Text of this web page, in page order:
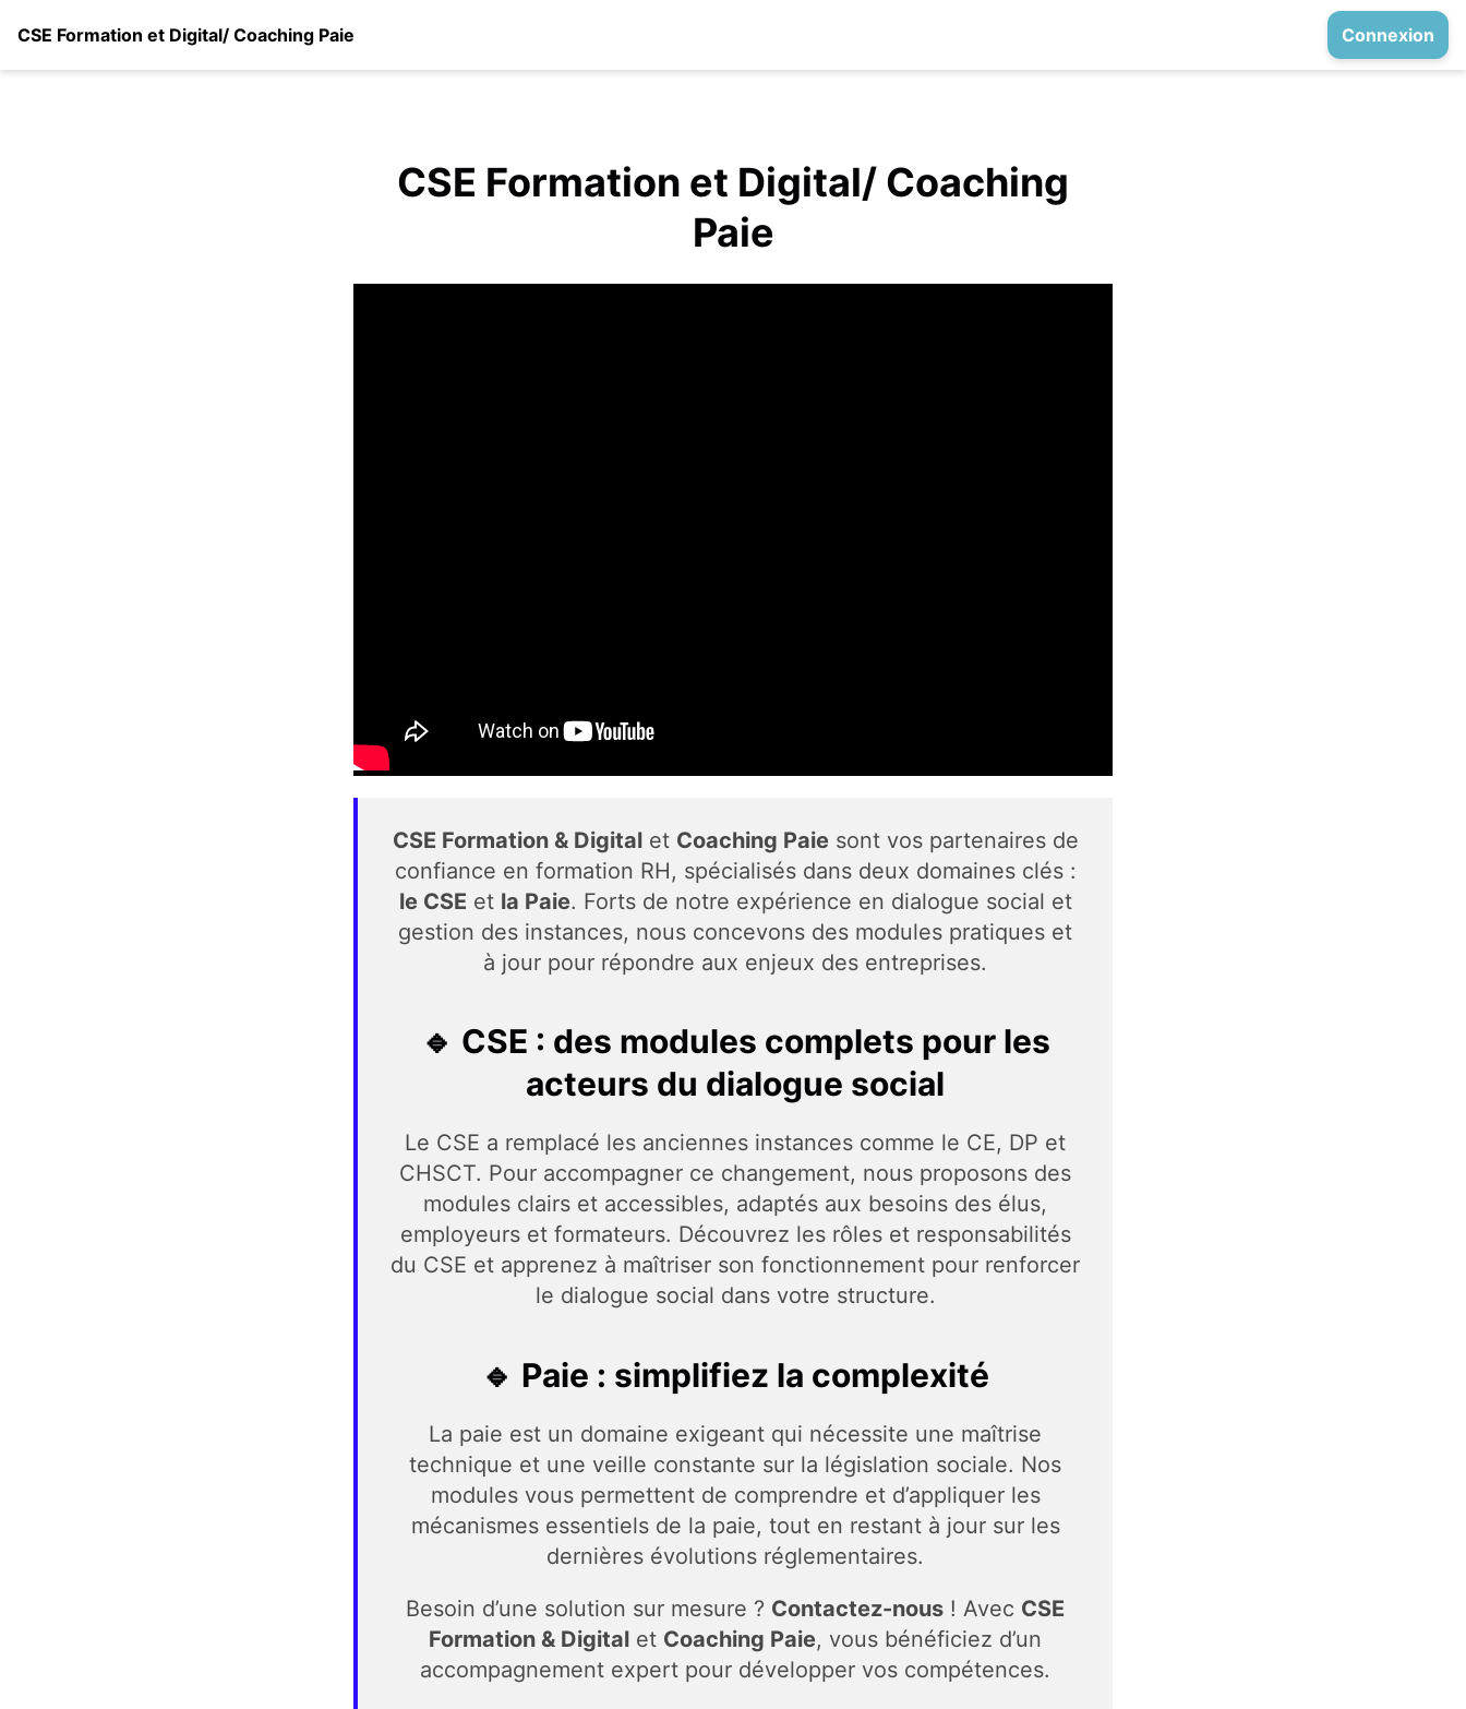
CSE Formation et Digital/ Coaching Paie Connexion
CSE Formation et Digital/ Coaching
Paie
CSE Formation & Digitalet Coaching Paiesont vos partenaires de
confiance en formation RH, spécialisés dans deux domaines clés :
le CSE et la Paie. Forts de notre expérience en dialogue social et
gestion des instances, nous concevons des modules pratiques et
à jour pour répondre aux enjeux des entreprises.
🔹 CSE : des modules complets pour les
acteurs du dialogue social
Le CSE a remplacé les anciennes instances comme le CE, DP et
CHSCT. Pour accompagner ce changement, nous proposons des
modules clairs et accessibles, adaptés aux besoins des élus,
employeurs et formateurs. Découvrez les rôles et responsabilités
du CSE et apprenez à maîtriser son fonctionnement pour renforcer
le dialogue social dans votre structure.
🔹 Paie : simplifiez la complexité
La paie est un domaine exigeant qui nécessite une maîtrise
technique et une veille constante sur la législation sociale. Nos
modules vous permettent de comprendre et d’appliquer les
mécanismes essentiels de la paie, tout en restant à jour sur les
dernières évolutions réglementaires.
Besoin d’une solution sur mesure ? Contactez-nous ! Avec CSE
Formation & Digital et Coaching Paie, vous bénéficiez d’un
accompagnement expert pour développer vos compétences.